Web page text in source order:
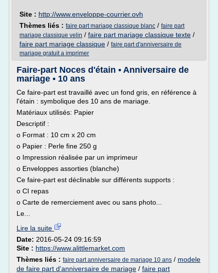
Site : http://www.enveloppe-courrier.ovh
Thèmes liés : faire part mariage classique blanc / faire part
mariage classique velin / faire part mariage classique texte /
faire part mariage classique / faire part d'anniversaire de
mariage gratuit a imprimer
Faire-part Noces d'étain • Anniversaire de
mariage • 10 ans
Ce faire-part est travaillé avec un fond gris, en référence à
l'étain : symbolique des 10 ans de mariage.
Matériaux utilisés: Papier
Descriptif :
o Format : 10 cm x 20 cm
o Papier : Perle fine 250 g
o Impression réalisée par un imprimeur
o Enveloppes assorties (blanche)
Ce faire-part est déclinable sur différents supports :
o CI repas
o Carte de remerciement avec ou sans photo...
Le...
Lire la suite
Date: 2016-05-24 09:16:59
Site : https://www.alittlemarket.com
Thèmes liés : faire part anniversaire de mariage 10 ans / modele
de faire part d'anniversaire de mariage / faire part